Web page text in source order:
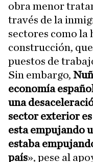
obra menor
través de la
sectores como la
construcción,
puestos de
Sin embargo,
economía
una
sector exterior
esta empujando
estaba
país», pese al